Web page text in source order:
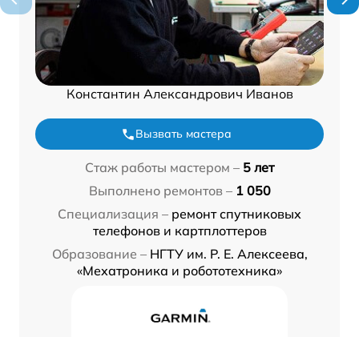
Константин Александрович Иванов
Вызвать мастера
Стаж работы мастером – 5 лет
Выполнено ремонтов – 1 050
Специализация – ремонт спутниковых
телефонов и картплоттеров
Образование – НГТУ им. Р. Е. Алексеева,
«Мехатроника и робототехника»